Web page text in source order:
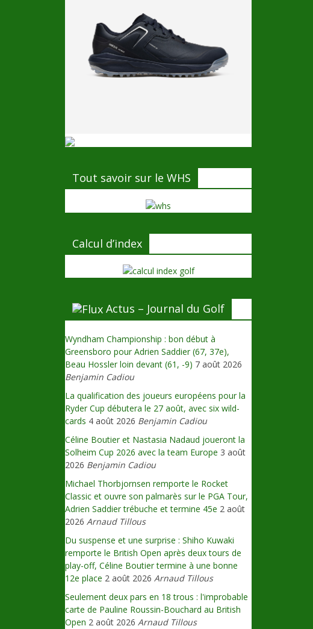
Tout savoir sur le WHS
Calcul d’index
Actus – Journal du Golf
Wyndham Championship : bon début à
Greensboro pour Adrien Saddier (67, 37e),
Beau Hossler loin devant (61, -9) 7 août 2026
Benjamin Cadiou
La qualification des joueurs européens pour la
Ryder Cup débutera le 27 août, avec six wild-
cards 4 août 2026 Benjamin Cadiou
Céline Boutier et Nastasia Nadaud joueront la
Solheim Cup 2026 avec la team Europe 3 août
2026 Benjamin Cadiou
Michael Thorbjornsen remporte le Rocket
Classic et ouvre son palmarès sur le PGA Tour,
Adrien Saddier trébuche et termine 45e 2 août
2026 Arnaud Tillous
Du suspense et une surprise : Shiho Kuwaki
remporte le British Open après deux tours de
play-off, Céline Boutier termine à une bonne
12e place 2 août 2026 Arnaud Tillous
Seulement deux pars en 18 trous : l'improbable
carte de Pauline Roussin-Bouchard au British
Open 2 août 2026 Arnaud Tillous